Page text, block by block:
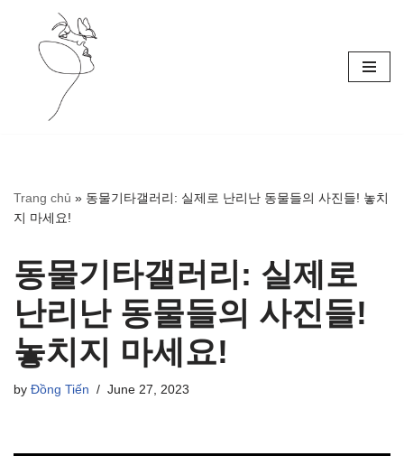
Skip
Trang chủ » 동물기타갤러리: 실제로 난리난 동물들의 사진들! 놓치
지 마세요!
동물기타갤러리: 실제로
난리난 동물들의 사진들!
놓치지 마세요!
by Đồng Tiến June 27, 2023